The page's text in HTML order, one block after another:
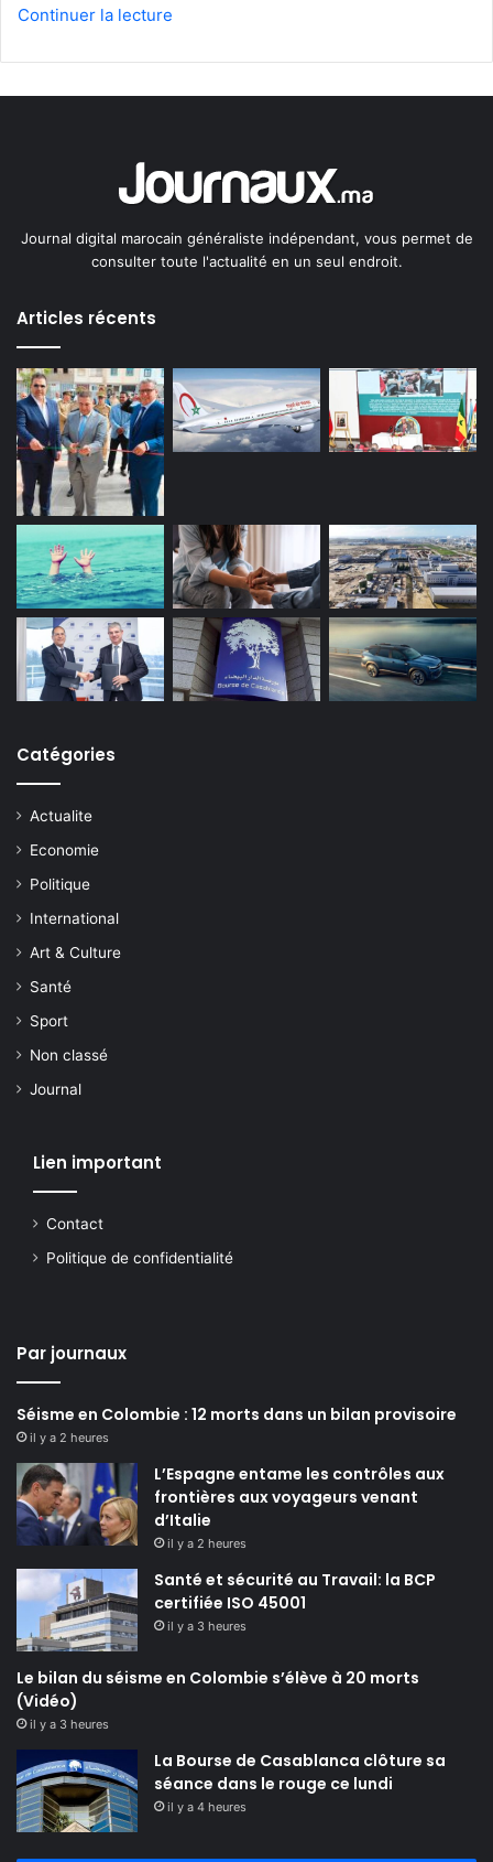
Continuer la lecture
Journal digital marocain généraliste indépendant, vous permet de
consulter toute l'actualité en un seul endroit.
Articles récents
Catégories
Actualite
Economie
Politique
International
Art & Culture
Santé
Sport
Non classé
Journal
Lien important
Contact
Politique de confidentialité
Par journaux
Séisme en Colombie : 12 morts dans un bilan provisoire
il y a 2 heures
L’Espagne entame les contrôles aux
frontières aux voyageurs venant
d’Italie
il y a 2 heures
Santé et sécurité au Travail: la BCP
certifiée ISO 45001
il y a 3 heures
Le bilan du séisme en Colombie s’élève à 20 morts
(Vidéo)
il y a 3 heures
La Bourse de Casablanca clôture sa
séance dans le rouge ce lundi
il y a 4 heures